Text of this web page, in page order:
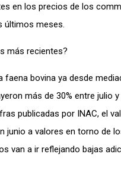
en los precios de los
últimos meses.
más recientes?
bovina ya desde
más de 30% entre julio
publicadas por INAC, el
junio a valores en torno de
van a ir reflejando bajas